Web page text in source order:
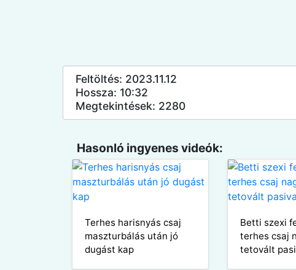
Feltöltés: 2023.11.12
Hossza: 10:32
Megtekintések: 2280
Hasonló ingyenes videók:
Terhes harisnyás csaj
maszturbálás után jó
dugást kap
Betti szexi
terhes csaj
tetovált